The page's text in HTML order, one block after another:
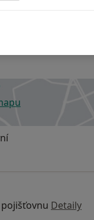
v nové záložce
Detaily